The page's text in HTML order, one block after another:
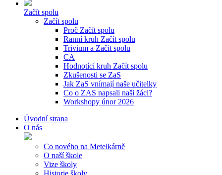
Začít spolu
Začít spolu
Proč Začít spolu
Ranní kruh Začít spolu
Trivium a Začít spolu
CA
Hodnotící kruh Začít spolu
Zkušenosti se ZaS
Jak ZaS vnímají naše učitelky
Co o ZAS napsali naši žáci?
Workshopy únor 2026
Úvodní strana
O nás
Co nového na Metelkárně
O naší škole
Vize školy
Historie školy